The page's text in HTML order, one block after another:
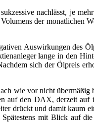
nachlässt, je
der monatlichen
Auswirkungen des
lange in den
sich der Ölpreis
wie vor nicht
auf den DAX, derzeit
drückt und damit kaum
mit Blick auf